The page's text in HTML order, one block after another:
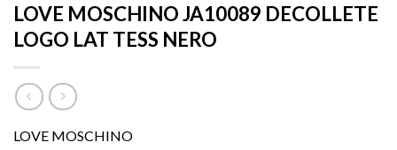
LOVE MOSCHINO JA10089 DECOLLETE
LOGO LAT TESS NERO
LOVE MOSCHINO